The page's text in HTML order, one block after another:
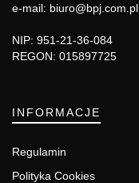
e-mail: biuro@bpj.com.pl
NIP: 951-21-36-084
REGON: 015897725
INFORMACJE
Regulamin
Polityka Cookies